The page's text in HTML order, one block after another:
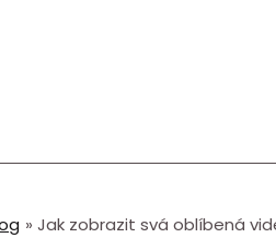
Jak zobrazit svá oblíbená